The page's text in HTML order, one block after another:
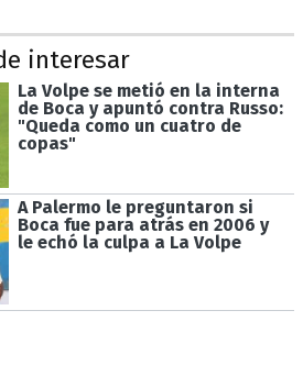
interesar
La Volpe se metió en la interna
de Boca y apuntó contra Russo:
"Queda como un cuatro de
copas"
A Palermo le preguntaron si
Boca fue para atrás en 2006 y
le echó la culpa a La Volpe